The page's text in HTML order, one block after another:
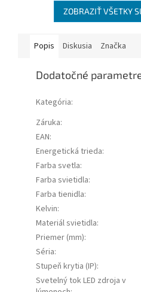
ZOBRAZIŤ VŠETKY
Popis Diskusia Značka
Dodatočné
Kategória:
Záruka:
EAN:
Energetická trieda:
Farba svetla:
Farba svietidla:
Farba tienidla:
Kelvin:
Materiál svietidla:
Priemer (mm):
Séria:
Stupeň krytia (IP):
Svetelný tok LED zdroja v